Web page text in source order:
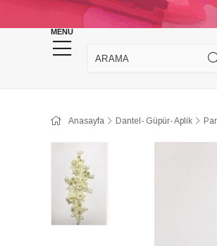
MENU
KINA DÜĞÜN
Anasayfa Dantel- Güpür- Aplik